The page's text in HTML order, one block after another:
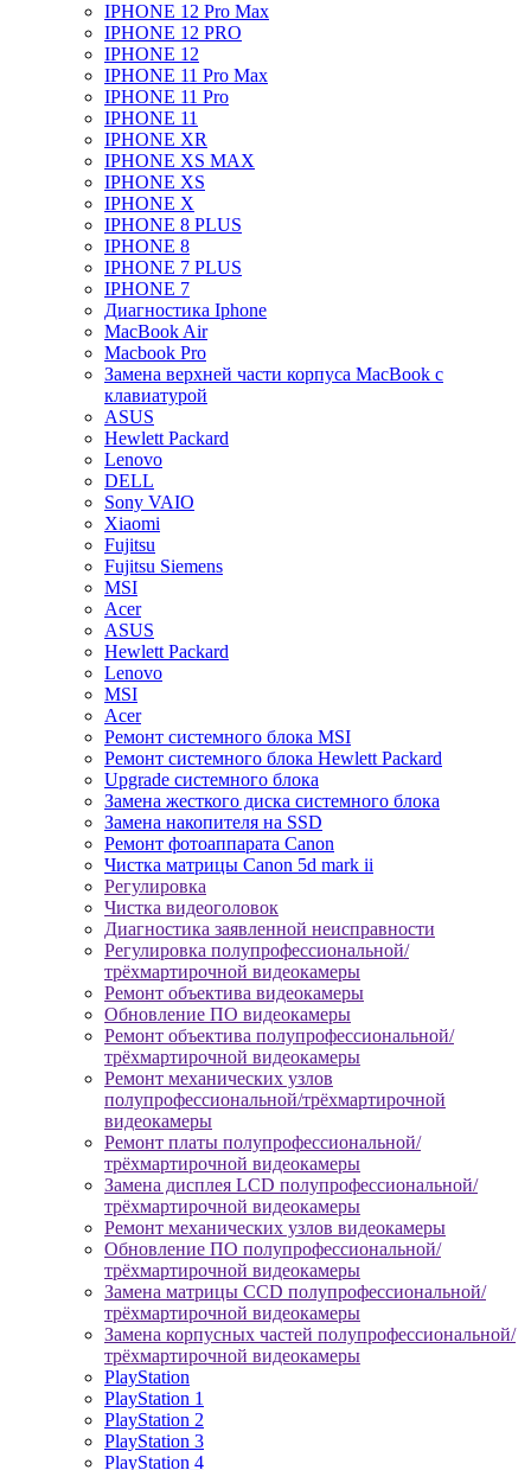
IPHONE 12 Pro Max
IPHONE 12 PRO
IPHONE 12
IPHONE 11 Pro Max
IPHONE 11 Pro
IPHONE 11
IPHONE XR
IPHONE XS MAX
IPHONE XS
IPHONE X
IPHONE 8 PLUS
IPHONE 8
IPHONE 7 PLUS
IPHONE 7
Диагностика Iphone
MacBook Air
Macbook Pro
Замена верхней части корпуса MacBook с
клавиатурой
ASUS
Hewlett Packard
Lenovo
DELL
Sony VAIO
Xiaomi
Fujitsu
Fujitsu Siemens
MSI
Acer
ASUS
Hewlett Packard
Lenovo
MSI
Acer
Ремонт системного блока MSI
Ремонт системного блока Hewlett Packard
Upgrade системного блока
Замена жесткого диска системного блока
Замена накопителя на SSD
Ремонт фотоаппарата Canon
Чистка матрицы Canon 5d mark ii
Регулировка
Чистка видеоголовок
Диагностика заявленной неисправности
Регулировка полупрофессиональной/
трёхмартирочной видеокамеры
Ремонт объектива видеокамеры
Обновление ПО видеокамеры
Ремонт объектива полупрофессиональной/
трёхмартирочной видеокамеры
Ремонт механических узлов
полупрофессиональной/трёхмартирочной
видеокамеры
Ремонт платы полупрофессиональной/
трёхмартирочной видеокамеры
Замена дисплея LCD полупрофессиональной/
трёхмартирочной видеокамеры
Ремонт механических узлов видеокамеры
Обновление ПО полупрофессиональной/
трёхмартирочной видеокамеры
Замена матрицы CCD полупрофессиональной/
трёхмартирочной видеокамеры
Замена корпусных частей полупрофессиональной/
трёхмартирочной видеокамеры
PlayStation
PlayStation 1
PlayStation 2
PlayStation 3
PlayStation 4